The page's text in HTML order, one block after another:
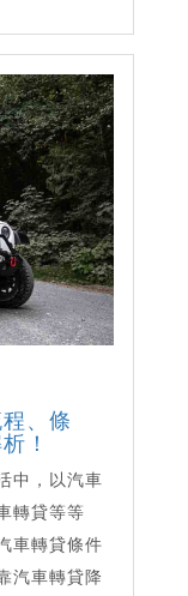
、條
！
中，以汽車
轉貸等等
車轉貸條件
汽車轉貸降